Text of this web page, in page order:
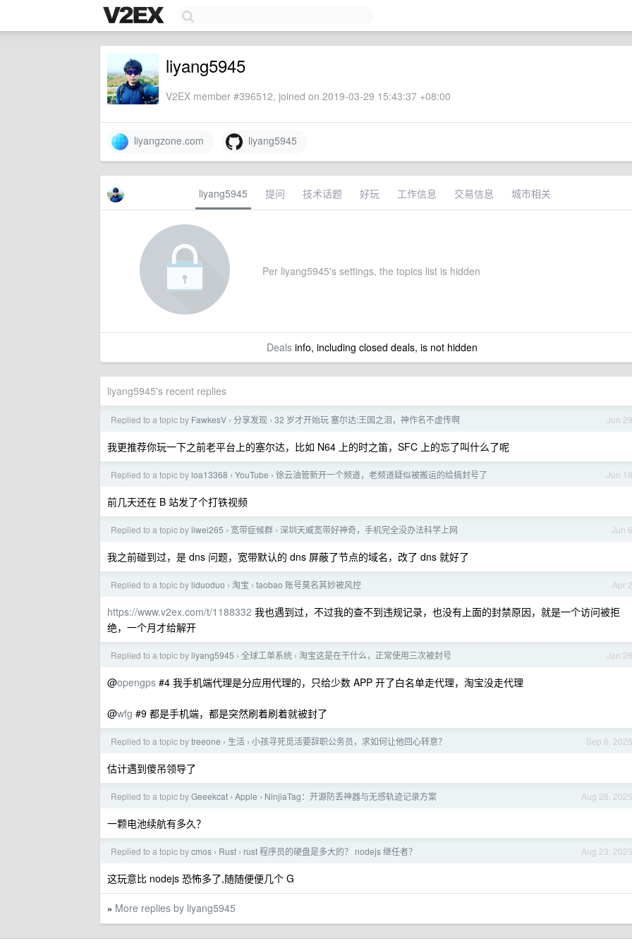
liyang5945
V2EX member #396512, joined on 2019-03-29 15:43:37 +08:00
liyangzone.com liyang5945
liyang5945 提问 技术话题 好玩 工作信息 交易信息 城市相关
Per liyang5945's settings, the topics list is hidden
Dealsinfo, including closed deals, is not hidden
liyang5945's recent replies
Jun 29
Replied to a topic by FawkesV › 分享发现 › 32 岁才开始玩 塞尔达:王国之泪，神作名不虚传啊
我更推荐你玩一下之前老平台上的塞尔达，比如 N64 上的时之笛，SFC 上的忘了叫什么了呢
Jun 18
Replied to a topic by loa13368 › YouTube › 徐云油管新开一个频道，老频道疑似被搬运的给搞封号了
前几天还在 B 站发了个打铁视频
Jun 6
Replied to a topic by liwei265 › 宽带症候群 › 深圳天威宽带好神奇，手机完全没办法科学上网
我之前碰到过，是 dns 问题，宽带默认的 dns 屏蔽了节点的域名，改了 dns 就好了
Apr 2
Replied to a topic by liduoduo › 淘宝 › taobao 账号莫名其妙被风控
https://www.v2ex.com/t/1188332 我也遇到过，不过我的查不到违规记录，也没有上面的封禁原因，就是一个访问被拒
绝，一个月才给解开
Jan 26
Replied to a topic by liyang5945 › 全球工单系统 › 淘宝这是在干什么，正常使用三次被封号
@opengps #4 我手机端代理是分应用代理的，只给少数 APP 开了白名单走代理，淘宝没走代理
@wfg #9 都是手机端，都是突然刷着刷着就被封了
Sep 6, 2025
Replied to a topic bytreeone › 生活 › 小孩寻死觅活要辞职公务员，求如何让他回心转意？
估计遇到傻吊领导了
Aug 26, 2025
Replied to a topic byGeeekcat › Apple › NinjiaTag：开源防丢神器与无感轨迹记录方案
一颗电池续航有多久？
Aug 23, 2025
Replied to a topic bycmos › Rust › rust 程序员的硬盘是多大的？ nodejs 继任者？
这玩意比 nodejs 恐怖多了,随随便便几个 G
» More replies by liyang5945